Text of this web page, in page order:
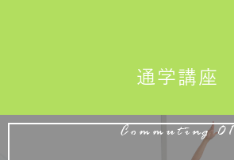
通学講座
Commuting 01